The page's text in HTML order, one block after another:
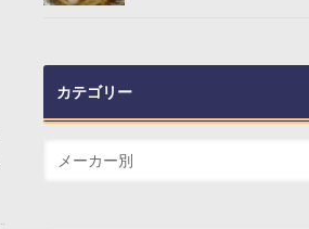
カテゴリー